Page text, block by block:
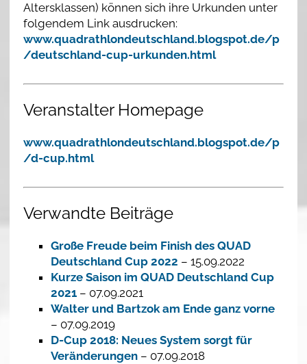
Altersklassen) können sich ihre Urkunden unter
folgendem Link ausdrucken:
www.quadrathlondeutschland.blogspot.de/p
/deutschland-cup-urkunden.html
Veranstalter Homepage
www.quadrathlondeutschland.blogspot.de/p
/d-cup.html
Verwandte Beiträge
Große Freude beim Finish des QUAD
Deutschland Cup 2022 – 15.09.2022
Kurze Saison im QUAD Deutschland Cup
2021– 07.09.2021
Walter und Bartzok am Ende ganz vorne
– 07.09.2019
D-Cup 2018: Neues System sorgt für
Veränderungen– 07.09.2018